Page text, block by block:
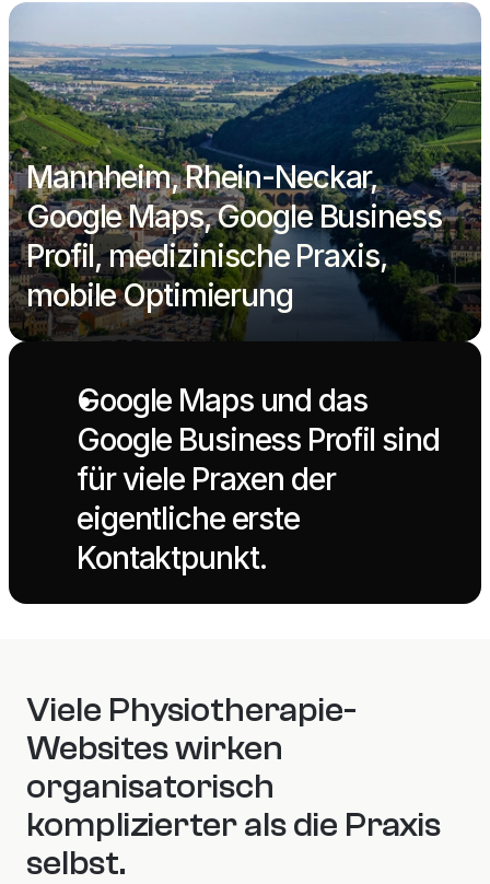
Google Maps und das
Google Business Profil sind
für viele Praxen der
eigentliche erste
Kontaktpunkt.
Mannheim, Rhein-Neckar,
Google Maps, Google Business
Profil, medizinische Praxis,
mobile Optimierung
Viele Physiotherapie-
Websites wirken
organisatorisch
komplizierter als die Praxis
selbst.